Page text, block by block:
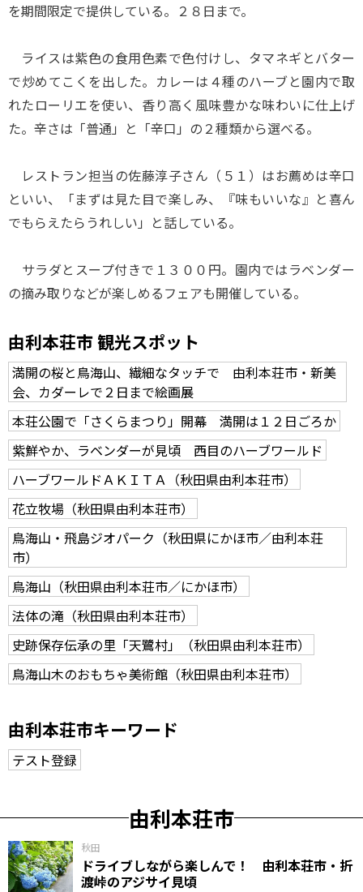
を期間限定で提供している。２８日まで。
ライスは紫色の食用色素で色付けし、タマネギとバター
で炒めてこくを出した。カレーは４種のハーブと園内で取
れたローリエを使い、香り高く風味豊かな味わいに仕上げ
た。辛さは「普通」と「辛口」の２種類から選べる。
レストラン担当の佐藤淳子さん（５１）はお薦めは辛口
といい、「まずは見た目で楽しみ、『味もいいな』と喜ん
でもらえたらうれしい」と話している。
サラダとスープ付きで１３００円。園内ではラベンダー
の摘み取りなどが楽しめるフェアも開催している。
由利本荘市 観光スポット
満開の桜と鳥海山、繊細なタッチで 由利本荘市・新美
会、カダーレで２日まで絵画展
本荘公園で「さくらまつり」開幕 満開は１２日ごろか
紫鮮やか、ラベンダーが見頃 西目のハーブワールド
ハーブワールドＡＫＩＴＡ（秋田県由利本荘市）
花立牧場（秋田県由利本荘市）
鳥海山・飛島ジオパーク（秋田県にかほ市／由利本荘
市）
鳥海山（秋田県由利本荘市／にかほ市）
法体の滝（秋田県由利本荘市）
史跡保存伝承の里「天鷺村」（秋田県由利本荘市）
鳥海山木のおもちゃ美術館（秋田県由利本荘市）
由利本荘市キーワード
テスト登録
由利本荘市
秋田
ドライブしながら楽しんで！ 由利本荘市・折
渡峠のアジサイ見頃